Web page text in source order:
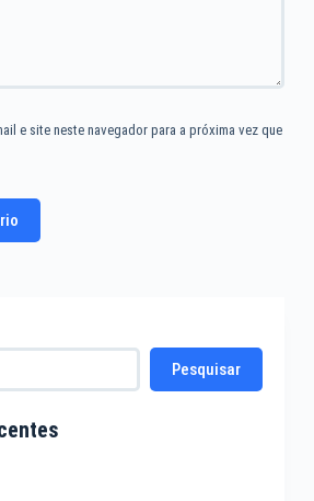
e site neste navegador para a próxima vez que
Pesquisar